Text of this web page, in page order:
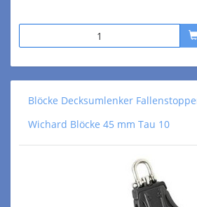
Blöcke Decksumlenker
Wichard Blöcke 45 mm Tau 10